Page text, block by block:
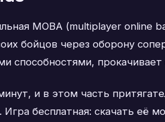
MOBA (multiplayer online
бойцов через оборону
способностями,
и в этом часть
бесплатная: скачать её